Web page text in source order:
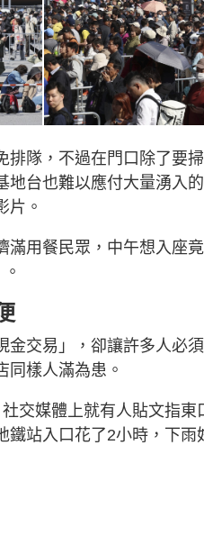
排隊，不過在門口除了要
地台也難以應付大量湧入
片。
滿用餐民眾，中午想入座
金交易」，卻讓許多人必
同樣人滿為患。
交媒體上就有人貼文指
鐵站入口花了2小時，下雨